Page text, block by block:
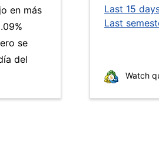
en más
se
del
Last 15
Last
Watch